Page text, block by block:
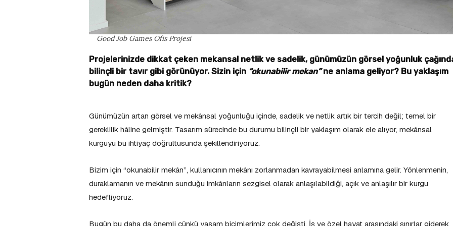
Good Job Games Ofis Projesi
Projelerinizde dikkat çeken mekansal netlik ve sadelik, günümüzün görsel yoğunluk
bilinçli bir tavır gibi görünüyor. Sizin için “okunabilir mekan”ne anlama geliyor? Bu yaklaşım
bugün neden daha kritik?
Günümüzün artan görsel ve mekânsal yoğunluğu içinde, sadelik ve netlik artık bir tercih değil; temel bir
gereklilik hâline gelmiştir. Tasarım sürecinde bu durumu bilinçli bir yaklaşım olarak ele alıyor, mekânsal
kurguyu bu ihtiyaç doğrultusunda şekillendiriyoruz.
Bizim için “okunabilir mekân”, kullanıcının mekânı zorlanmadan kavrayabilmesi anlamına gelir. Yönlenmenin,
duraklamanın ve mekânın sunduğu imkânların sezgisel olarak anlaşılabildiği, açık ve anlaşılır bir kurgu
hedefliyoruz.
Bugün bu daha da önemli çünkü yaşam biçimlerimiz çok değişti. İş ve özel hayat arasındaki sınırlar giderek